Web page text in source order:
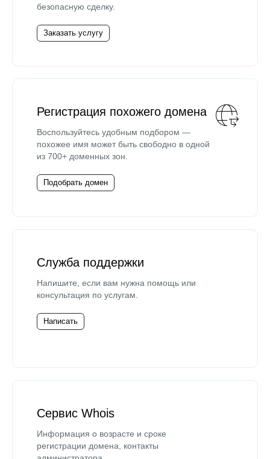
безопасную сделку.
Заказать услугу
Регистрация похожего домена
Воспользуйтесь удобным подбором —
похожее имя может быть свободно в одной
из 700+ доменных зон.
Подобрать домен
Служба поддержки
Напишите, если вам нужна помощь или
консультация по услугам.
Написать
Сервис Whois
Информация о возрасте и сроке
регистрации домена, контакты